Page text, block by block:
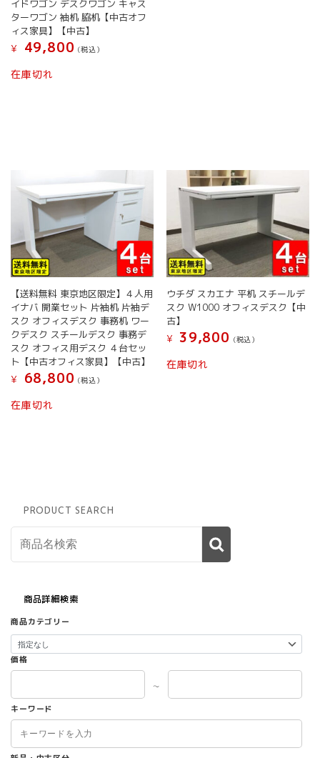
イドワゴン デスクワゴン キャス
ターワゴン 袖机 脇机【中古オフ
ィス家具】【中古】
¥
49,800 (税込）
在庫切れ
【送料無料 東京地区限定】４人用
イナバ 開業セット 片袖机 片袖デ
スク オフィスデスク 事務机 ワー
クデスク スチールデスク 事務デ
スク オフィス用デスク ４台セッ
ト【中古オフィス家具】【中古】
¥
68,800 (税込）
在庫切れ
ウチダ スカエナ 平机 スチールデ
スク W1000 オフィスデスク【中
古】
¥
39,800 (税込）
在庫切れ
PRODUCT SEARCH
商品詳細検索
商品カテゴリー
価格
～
キーワード